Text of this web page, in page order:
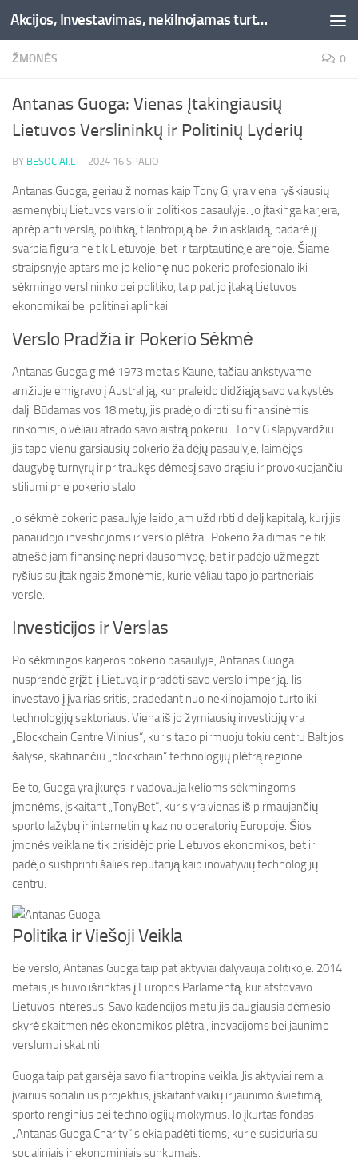
Skip to content Akcijos, Investavimas, nekilnojamas turtas, kriptovaliutos - Besociai.lt
ŽMONĖS 0
Antanas Guoga: Vienas Įtakingiausių
Lietuvos Verslininkų ir Politinių Lyderių
BY BESOCIAI.LT · 2024 16 SPALIO
Antanas Guoga, geriau žinomas kaip Tony G, yra viena ryškiausių
asmenybių Lietuvos verslo ir politikos pasaulyje. Jo įtakinga karjera,
aprėpianti verslą, politiką, filantropiją bei žiniasklaidą, padarė jį
svarbia figūra ne tik Lietuvoje, bet ir tarptautinėje arenoje. Šiame
straipsnyje aptarsime jo kelionę nuo pokerio profesionalo iki
sėkmingo verslininko bei politiko, taip pat jo įtaką Lietuvos
ekonomikai bei politinei aplinkai.
Verslo Pradžia ir Pokerio Sėkmė
Antanas Guoga gimė 1973 metais Kaune, tačiau ankstyvame
amžiuje emigravo į Australiją, kur praleido didžiąją savo vaikystės
dalį. Būdamas vos 18 metų, jis pradėjo dirbti su finansinėmis
rinkomis, o vėliau atrado savo aistrą pokeriui. Tony G slapyvardžiu
jis tapo vienu garsiausių pokerio žaidėjų pasaulyje, laimėjęs
daugybę turnyrų ir pritraukęs dėmesį savo drąsiu ir provokuojančiu
stiliumi prie pokerio stalo.
Jo sėkmė pokerio pasaulyje leido jam uždirbti didelį kapitalą, kurį jis
panaudojo investicijoms ir verslo plėtrai. Pokerio žaidimas ne tik
atnešė jam finansinę nepriklausomybę, bet ir padėjo užmegzti
ryšius su įtakingais žmonėmis, kurie vėliau tapo jo partneriais
versle.
Investicijos ir Verslas
Po sėkmingos karjeros pokerio pasaulyje, Antanas Guoga
nusprendė grįžti į Lietuvą ir pradėti savo verslo imperiją. Jis
investavo į įvairias sritis, pradedant nuo nekilnojamojo turto iki
technologijų sektoriaus. Viena iš jo žymiausių investicijų yra
„Blockchain Centre Vilnius“, kuris tapo pirmuoju tokiu centru Baltijos
šalyse, skatinančiu „blockchain“ technologijų plėtrą regione.
Be to, Guoga yra įkūręs ir vadovauja kelioms sėkmingoms
įmonėms, įskaitant „TonyBet“, kuris yra vienas iš pirmaujančių
sporto lažybų ir internetinių kazino operatorių Europoje. Šios
įmonės veikla ne tik prisidėjo prie Lietuvos ekonomikos, bet ir
padėjo sustiprinti šalies reputaciją kaip inovatyvių technologijų
centru.
Politika ir Viešoji Veikla
Be verslo, Antanas Guoga taip pat aktyviai dalyvauja politikoje. 2014
metais jis buvo išrinktas į Europos Parlamentą, kur atstovavo
Lietuvos interesus. Savo kadencijos metu jis daugiausia dėmesio
skyrė skaitmeninės ekonomikos plėtrai, inovacijoms bei jaunimo
verslumui skatinti.
Guoga taip pat garsėja savo filantropine veikla. Jis aktyviai remia
įvairius socialinius projektus, įskaitant vaikų ir jaunimo švietimą,
sporto renginius bei technologijų mokymus. Jo įkurtas fondas
„Antanas Guoga Charity“ siekia padėti tiems, kurie susiduria su
socialiniais ir ekonominiais sunkumais.